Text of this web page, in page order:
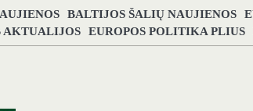
BALTIJOS ŠALIŲ NAUJIENOS
AKTUALIJOS EUROPOS POLITIKA PLIUS